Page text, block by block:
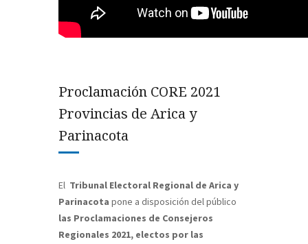
Proclamación CORE 2021
Provincias de Arica y
Parinacota
El Tribunal Electoral Regional de Arica y
Parinacota pone a disposición del público
las Proclamaciones de Consejeros
Regionales 2021, electos por las